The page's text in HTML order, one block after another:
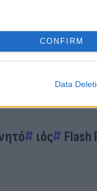
CONFIRM
Data
ιός Flash